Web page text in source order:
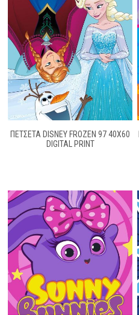
ΠΕΤΣΕΤΑ DISNEY FROZEN 97 40X60
DIGITAL PRINT